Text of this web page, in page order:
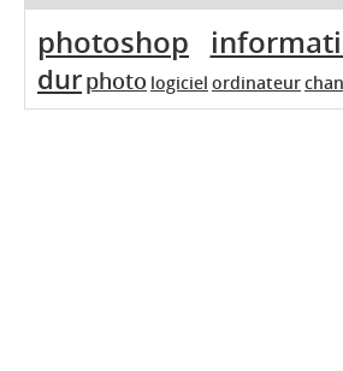
photoshop
durphoto logiciel ordinateur